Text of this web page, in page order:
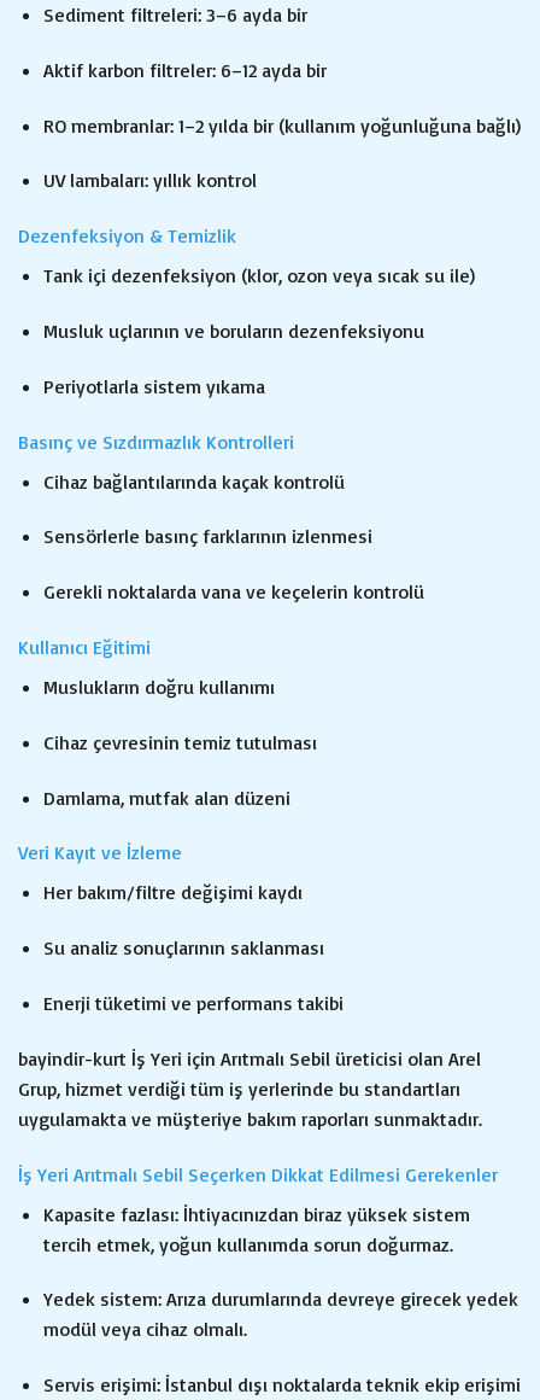
Sediment filtreleri: 3–6 ayda bir
Aktif karbon filtreler: 6–12 ayda bir
RO membranlar: 1–2 yılda bir (kullanım yoğunluğuna bağlı)
UV lambaları: yıllık kontrol
Dezenfeksiyon & Temizlik
Tank içi dezenfeksiyon (klor, ozon veya sıcak su ile)
Musluk uçlarının ve boruların dezenfeksiyonu
Periyotlarla sistem yıkama
Basınç ve Sızdırmazlık Kontrolleri
Cihaz bağlantılarında kaçak kontrolü
Sensörlerle basınç farklarının izlenmesi
Gerekli noktalarda vana ve keçelerin kontrolü
Kullanıcı Eğitimi
Muslukların doğru kullanımı
Cihaz çevresinin temiz tutulması
Damlama, mutfak alan düzeni
Veri Kayıt ve İzleme
Her bakım/filtre değişimi kaydı
Su analiz sonuçlarının saklanması
Enerji tüketimi ve performans takibi
bayindir-kurt İş Yeri için Arıtmalı Sebil üreticisi olan Arel
Grup, hizmet verdiği tüm iş yerlerinde bu standartları
uygulamakta ve müşteriye bakım raporları sunmaktadır.
İş Yeri Arıtmalı Sebil Seçerken Dikkat Edilmesi Gerekenler
Kapasite fazlası: İhtiyacınızdan biraz yüksek sistem
tercih etmek, yoğun kullanımda sorun doğurmaz.
Yedek sistem: Arıza durumlarında devreye girecek yedek
modül veya cihaz olmalı.
Servis erişimi: İstanbul dışı noktalarda teknik ekip erişimi